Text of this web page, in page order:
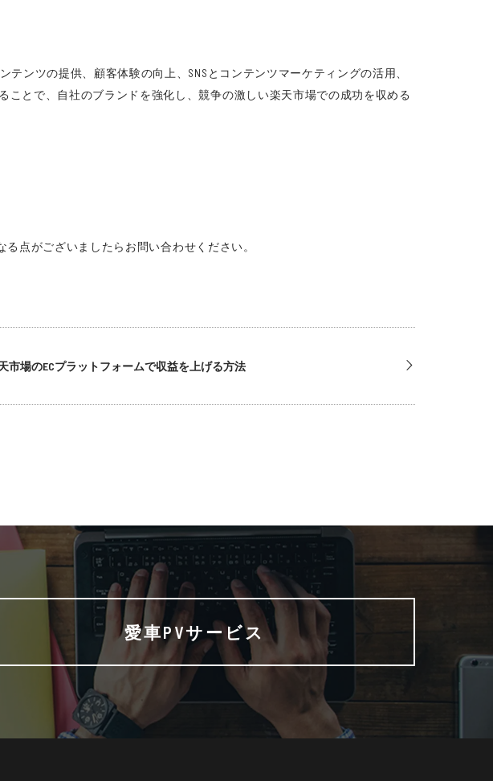
ンツの提供、顧客体験の向上、SNSとコンテンツマーケティングの活用、
とで、自社のブランドを強化し、競争の激しい楽天市場での成功を収める
点がございましたらお問い合わせください。
市場のECプラットフォームで収益を上げる方法
愛車PVサービス